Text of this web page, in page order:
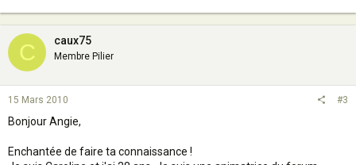
C caux75
Membre Pilier
15 Mars 2010 #3
Bonjour Angie,
Enchantée de faire ta connaissance !